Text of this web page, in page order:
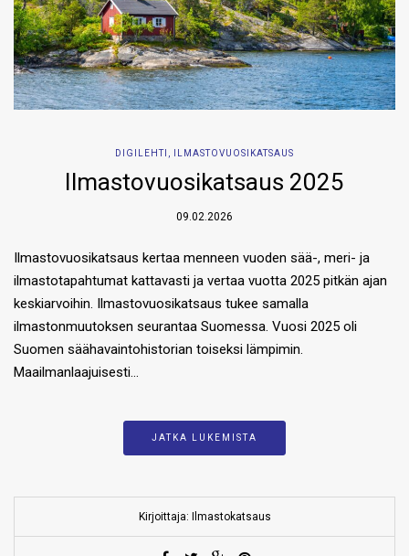
DIGILEHTI , ILMASTOVUOSIKATSAUS
Ilmastovuosikatsaus 2025
09.02.2026
Ilmastovuosikatsaus kertaa menneen vuoden sää-, meri- ja
ilmastotapahtumat kattavasti ja vertaa vuotta 2025 pitkän ajan
keskiarvoihin. Ilmastovuosikatsaus tukee samalla
ilmastonmuutoksen seurantaa Suomessa. Vuosi 2025 oli
Suomen säähavaintohistorian toiseksi lämpimin.
Maailmanlaajuisesti…
JATKA LUKEMISTA
Kirjoittaja: Ilmastokatsaus